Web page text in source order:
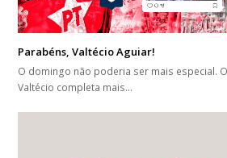
Parabéns, Valtécio Aguiar!
O domingo não poderia ser mais especial.
Valtécio completa mais…